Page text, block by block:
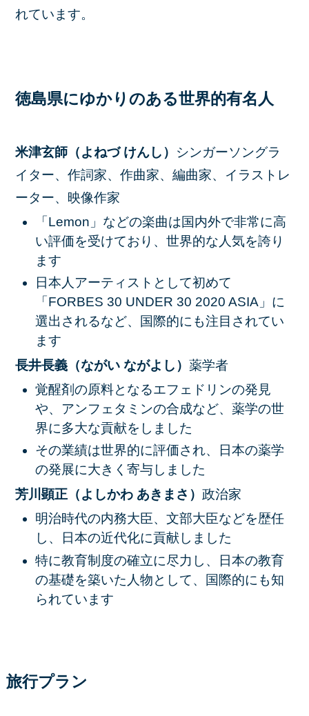
れています。
徳島県にゆかりのある世界的有名人
米津玄師（よねづ けんし） シンガーソングラ
イター、作詞家、作曲家、編曲家、イラストレ
ーター、映像作家
「Lemon」などの楽曲は国内外で非常に高
い評価を受けており、世界的な人気を誇り
ます
日本人アーティストとして初めて
「FORBES 30 UNDER 30 2020 ASIA」に
選出されるなど、国際的にも注目されてい
ます
長井長義（ながい ながよし）薬学者
覚醒剤の原料となるエフェドリンの発見
や、アンフェタミンの合成など、薬学の世
界に多大な貢献をしました
その業績は世界的に評価され、日本の薬学
の発展に大きく寄与しました
芳川顕正（よしかわ あきまさ）政治家
明治時代の内務大臣、文部大臣などを歴任
し、日本の近代化に貢献しました
特に教育制度の確立に尽力し、日本の教育
の基礎を築いた人物として、国際的にも知
られています
旅行プラン